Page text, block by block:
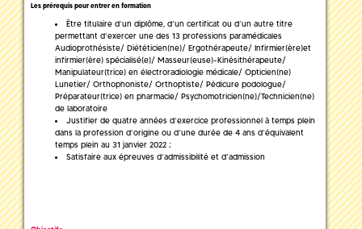
Les prérequis pour entrer en formation
Être titulaire d’un diplôme, d’un certificat ou d’un autre titre
permettant d’exercer une des 13 professions paramédicales
Audioprothésiste/ Diététicien(ne)/ Ergothérapeute/ Infirmier(ère)et
infirmier(ère) spécialisé(e)/ Masseur(euse)-Kinésithérapeute/
Manipulateur(trice) en électroradiologie médicale/ Opticien(ne)
Lunetier/ Orthophoniste/ Orthoptiste/ Pédicure podologue/
Préparateur(trice) en pharmacie/ Psychomotricien(ne)/Technicien(ne)
de laboratoire
Justifier de quatre années d’exercice professionnel à temps plein
dans la profession d’origine ou d’une durée de 4 ans d’équivalent
temps plein au 31 janvier 2022 ;
Satisfaire aux épreuves d’admissibilité et d’admission